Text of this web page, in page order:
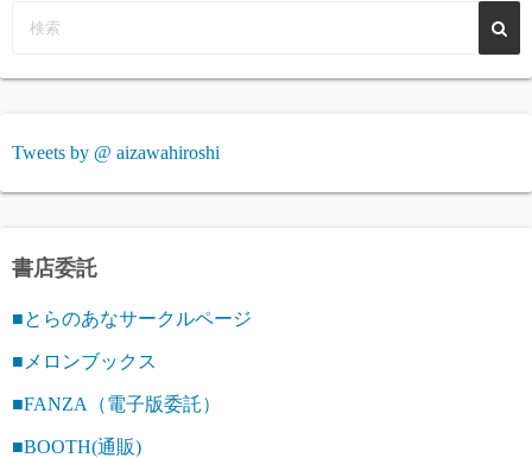
ペ
ー
Tweets by @ aizawahiroshi
書店委託
■とらのあなサークルページ
■メロンブックス
■FANZA（電子版委託）
■BOOTH(通販)